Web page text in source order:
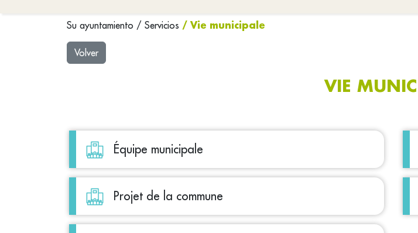
Su ayuntamiento / Servicios / Vie municipale
Volver
VIE
Équipe municipale
Projet de la commune